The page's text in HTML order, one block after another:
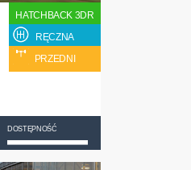
HATCHBACK 3DR
RĘCZNA
PRZEDNI
DOSTĘPNOŚĆ